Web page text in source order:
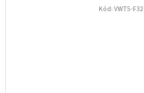
Kód:VWT5-F32